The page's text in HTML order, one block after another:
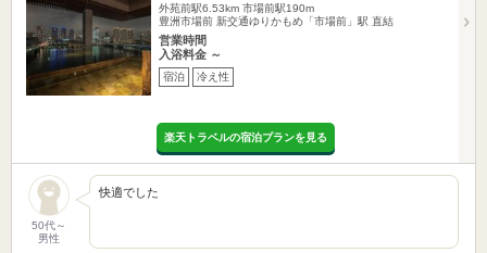
外苑前駅6.53km 市場前駅190m
豊洲市場前 新交通ゆりかもめ「市場前」駅 直結
営業時間
入浴料金 ～
宿泊 冷え性
楽天トラベルの宿泊プランを見る
50代～
男性
快適でした